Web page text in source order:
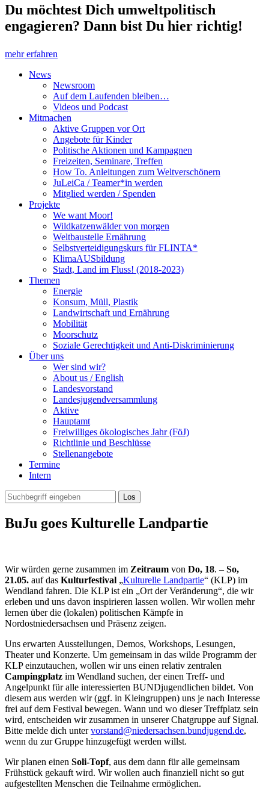
Du möchtest Dich umweltpolitisch
engagieren? Dann bist Du hier richtig!
mehr erfahren
News
Newsroom
Auf dem Laufenden bleiben…
Videos und Podcast
Mitmachen
Aktive Gruppen vor Ort
Angebote für Kinder
Politische Aktionen und Kampagnen
Freizeiten, Seminare, Treffen
How To. Anleitungen zum Weltverschönern
JuLeiCa / Teamer*in werden
Mitglied werden / Spenden
Projekte
We want Moor!
Wildkatzenwälder von morgen
Weltbaustelle Ernährung
Selbstverteidigungskurs für FLINTA*
KlimaAUSbildung
Stadt, Land im Fluss! (2018-2023)
Themen
Energie
Konsum, Müll, Plastik
Landwirtschaft und Ernährung
Mobilität
Moorschutz
Soziale Gerechtigkeit und Anti-Diskriminierung
Über uns
Wer sind wir?
About us / English
Landesvorstand
Landesjugendversammlung
Aktive
Hauptamt
Freiwilliges ökologisches Jahr (FöJ)
Richtlinie und Beschlüsse
Stellenangebote
Termine
Intern
BuJu goes Kulturelle Landpartie
Wir würden gerne zusammen im Zeitraum von Do, 18. – So,
21.05. auf das Kulturfestival „Kulturelle Landpartie“ (KLP) im
Wendland fahren. Die KLP ist ein „Ort der Veränderung“, die wir
erleben und uns davon inspirieren lassen wollen. Wir wollen mehr
lernen über die (lokalen) politischen Kämpfe in
Nordostniedersachsen und Präsenz zeigen.
Uns erwarten Ausstellungen, Demos, Workshops, Lesungen,
Theater und Konzerte. Um gemeinsam in das wilde Programm der
KLP einzutauchen, wollen wir uns einen relativ zentralen
Campingplatz im Wendland suchen, der einen Treff- und
Angelpunkt für alle interessierten BUNDjugendlichen bildet. Von
diesem aus werden wir (ggf. in Kleingruppen) uns je nach Interesse
frei auf dem Festival bewegen. Wann und wo dieser Treffplatz sein
wird, entscheiden wir zusammen in unserer Chatgruppe auf Signal.
Bitte melde dich untervorstand@niedersachsen.bundjugend.de,
wenn du zur Gruppe hinzugefügt werden willst.
Wir planen einen Soli-Topf, aus dem dann für alle gemeinsam
Frühstück gekauft wird. Wir wollen auch finanziell nicht so gut
aufgestellten Menschen die Teilnahme ermöglichen.